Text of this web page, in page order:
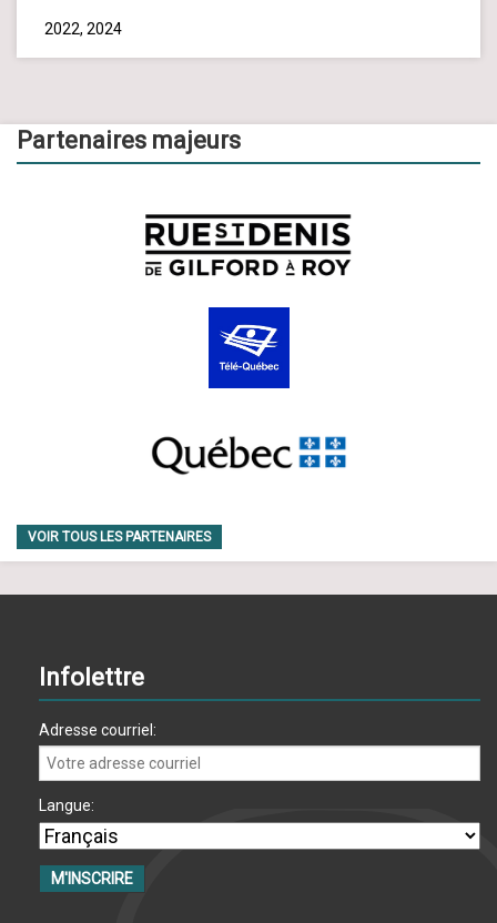
2022, 2024
Partenaires majeurs
VOIR TOUS LES PARTENAIRES
Infolettre
Adresse courriel:
Langue: